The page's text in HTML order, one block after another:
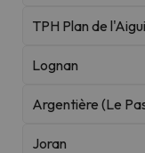
TPH Plan de
Lognan
Argentière (Le
Joran